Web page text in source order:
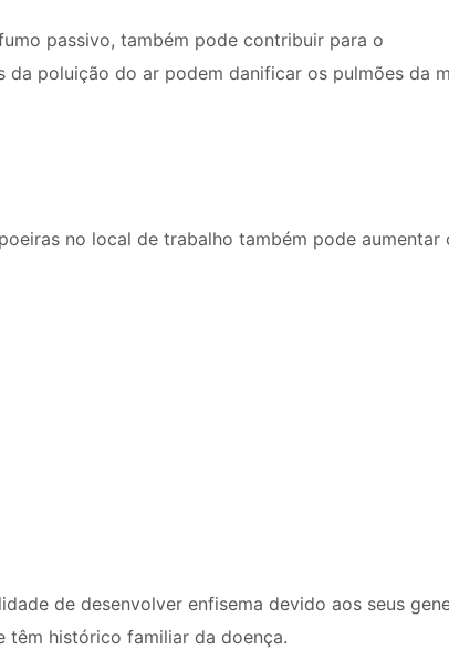
passivo, também pode contribuir para o
da poluição do ar podem danificar os pulmões da
no local de trabalho também pode aumentar
de desenvolver enfisema devido aos seus
têm histórico familiar da doença.